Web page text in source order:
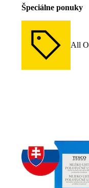
Špeciálne ponuky
All